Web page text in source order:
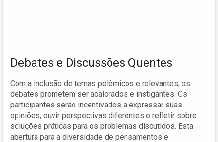
Debates e Discussões Quentes
Com a inclusão de temas polêmicos e relevantes, os
debates prometem ser acalorados e instigantes. Os
participantes serão incentivados a expressar suas
opiniões, ouvir perspectivas diferentes e refletir sobre
soluções práticas para os problemas discutidos. Esta
abertura para a diversidade de pensamentos e